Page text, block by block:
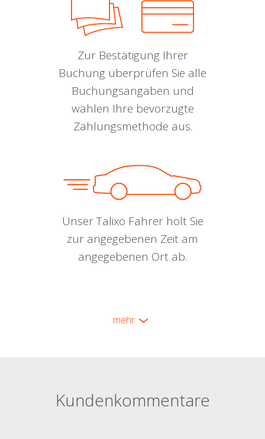
Zur Bestätigung Ihrer
Buchung überprüfen Sie alle
Buchungsangaben und
wählen Ihre bevorzugte
Zahlungsmethode aus.
Unser Talixo Fahrer holt Sie
zur angegebenen Zeit am
angegebenen Ort ab.
mehr
Kundenkommentare